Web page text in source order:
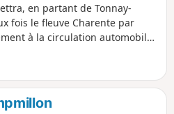
en partant de Tonnay-
fois le fleuve Charente par
à la circulation automobile.
Tonnay-Charente et découvrir